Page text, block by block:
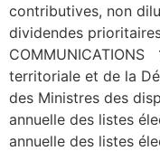
contributives, non
dividendes
COMMUNICATIONS
territoriale et de la
des Ministres des
annuelle des listes
annuelle des listes